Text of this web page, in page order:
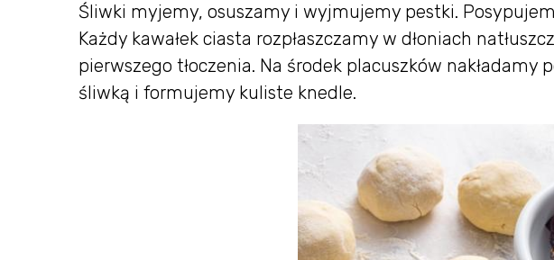
Śliwki myjemy, osuszamy i wyjmujemy pestki.
Każdy kawałek ciasta rozpłaszczamy w dłoniach
pierwszego tłoczenia. Na środek placuszków nakładamy
śliwką i formujemy kuliste knedle.